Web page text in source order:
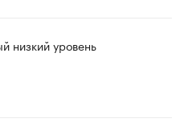
низкий уровень